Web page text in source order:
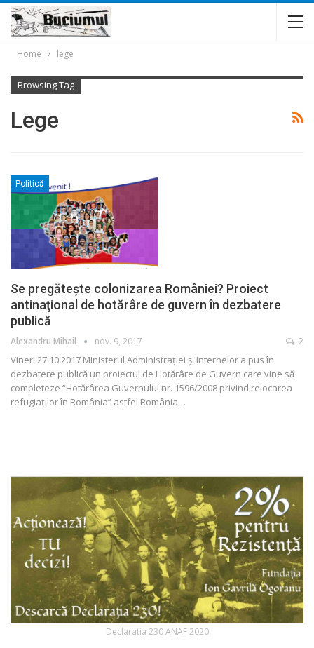
Home lege
Browsing Tag
Lege
Politică
Se pregăteşte colonizarea României? Proiect
antinaţional de hotărâre de guvern în dezbatere
publică
Alexandru Mihail nov. 9, 2017 2
Vineri 27.10.2017 Ministerul Administraţiei şi Internelor a pus în
dezbatere publică un proiectul de Hotărâre de Guvern care vine să
completeze “Hotărârea Guvernului nr. 1596/2008 privind relocarea
refugiaţilor în România” astfel România…
Declaratia 230 ANAF 2020